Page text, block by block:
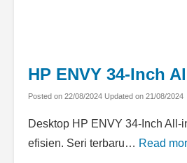
HP ENVY 34-Inch
Posted on 22/08/2024 Updated on 21/08/2024
Desktop HP ENVY 34-Inch
efisien. Seri terbaru… Read